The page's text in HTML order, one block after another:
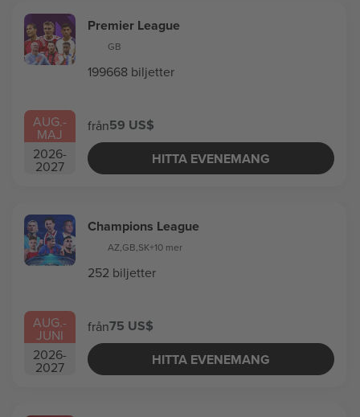
AUG.-
MAJ
2026-
2027
Premier League
GB
199668 biljetter
från59 US$
HITTA EVENEMANG
AUG.-
JUNI
2026-
2027
Champions League
AZ,GB,SK+10 mer
252 biljetter
från75 US$
HITTA EVENEMANG